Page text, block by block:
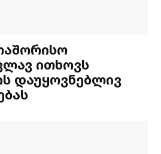
ითხოვს
დაუყოვნებლივ